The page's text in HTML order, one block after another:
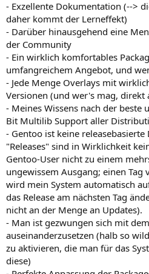
- Exzellente Dokumentation (-->
daher kommt der Lerneffekt)
- Darüber hinausgehend eine
der Community
- Ein wirklich komfortables
umfangreichem Angebot, und
- Jede Menge Overlays mit
Versionen (und wer's mag, direkt
- Meines Wissens nach der
Bit Multilib Support aller
- Gentoo ist keine
"Releases" sind in Wirklichkeit
Gentoo-User nicht zu einem
ungewissem Ausgang; einen Tag
wird mein System automatisch
das Release am nächsten Tag
nicht an der Menge an Updates).
- Man ist gezwungen sich mit
auseinanderzusetzen (halb so
zu aktivieren, die man für das
diese)